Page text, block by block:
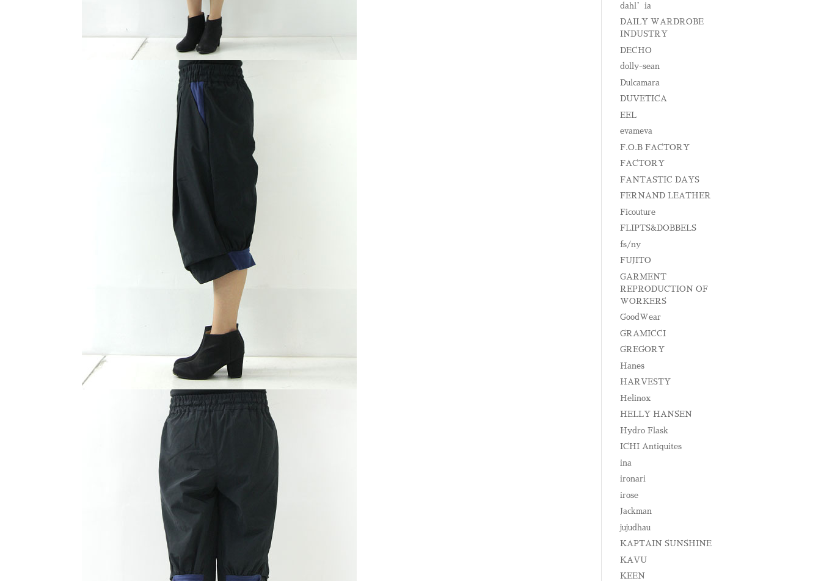
dahl’ia
DAILY WARDROBE
INDUSTRY
DECHO
dolly-sean
Dulcamara
DUVETICA
EEL
evameva
F.O.B FACTORY
FACTORY
FANTASTIC DAYS
FERNAND LEATHER
Ficouture
FLIPTS&DOBBELS
fs/ny
FUJITO
GARMENT
REPRODUCTION OF
WORKERS
GoodWear
GRAMICCI
GREGORY
Hanes
HARVESTY
Helinox
HELLY HANSEN
Hydro Flask
ICHI Antiquites
ina
ironari
irose
Jackman
jujudhau
KAPTAIN SUNSHINE
KAVU
KEEN